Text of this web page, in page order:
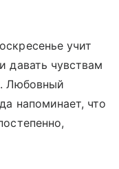
учит
давать чувствам
Любовный
напоминает, что